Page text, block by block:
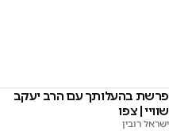
פרשת בהעלותך עם הרב יעקב
שוויי | צפו
ישראל רובין